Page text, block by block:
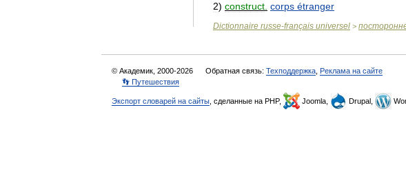
2) construct corps étranger
Dictionnaire russe-français universel >
© Академик, 2000-2026 Обратная связь: Техподдержка Реклама на сайте
👣 Путешествия
Экспорт словарей на сайты , сделанные на PHP, Joomla, Drupal,